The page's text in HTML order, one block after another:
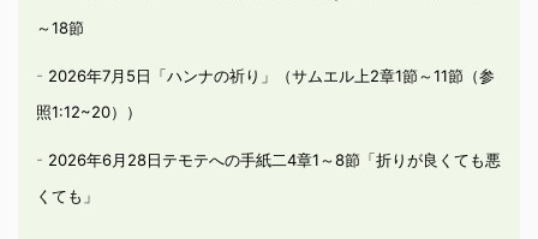
～18節
2026年7月5日「ハンナの祈り」（サムエル上2章1節～11節（参
照1:12~20））
2026年6月28日テモテへの手紙二4章1～8節「折りが良くても悪
くても」